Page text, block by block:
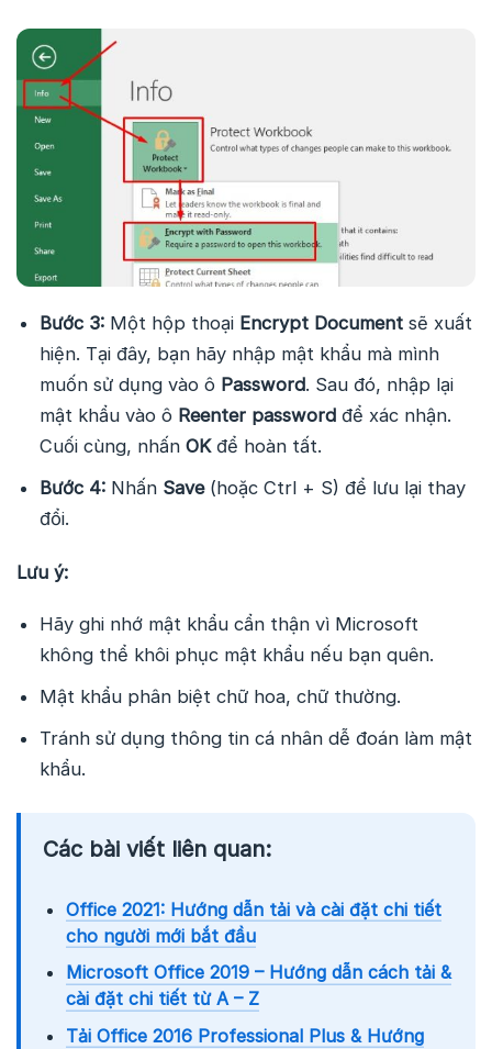
Bước 3: Một hộp thoại Encrypt Document sẽ xuất
hiện. Tại đây, bạn hãy nhập mật khẩu mà mình
muốn sử dụng vào ô Password. Sau đó, nhập lại
mật khẩu vào ô Reenter password để xác nhận.
Cuối cùng, nhấnOKđể hoàn tất.
Bước 4: Nhấn Save(hoặc Ctrl + S) để lưu lại thay
đổi.
Lưu ý:
Hãy ghi nhớ mật khẩu cẩn thận vì Microsoft
không thể khôi phục mật khẩu nếu bạn quên.
Mật khẩu phân biệt chữ hoa, chữ thường.
Tránh sử dụng thông tin cá nhân dễ đoán làm mật
khẩu.
Các bài viết liên quan:
Office 2021: Hướng dẫn tải và cài đặt chi tiết
cho người mới bắt đầu
Microsoft Office 2019 – Hướng dẫn cách tải &
cài đặt chi tiết từ A – Z
Tải Office 2016 Professional Plus & Hướng